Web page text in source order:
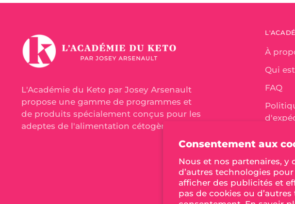
Consentement aux
Nous et nos partenaires, y
d’autres technologies
afficher des publicités et
pas de cookies ou
L'Académie du Keto par Josey Arsenault
propose une gamme de programmes et
de produits spécialement conçus pour les
adeptes de l'alimentation cétogène.
À
Qui
FAQ